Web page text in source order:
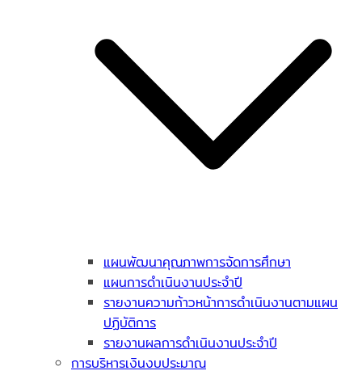
แผนพัฒนาคุณภาพการจัดการศึกษา
แผนการดำเนินงานประจำปี
รายงานความก้าวหน้าการดำเนินงานตามแผน
ปฏิบัติการ
รายงานผลการดำเนินงานประจำปี
การบริหารเงินงบประมาณ